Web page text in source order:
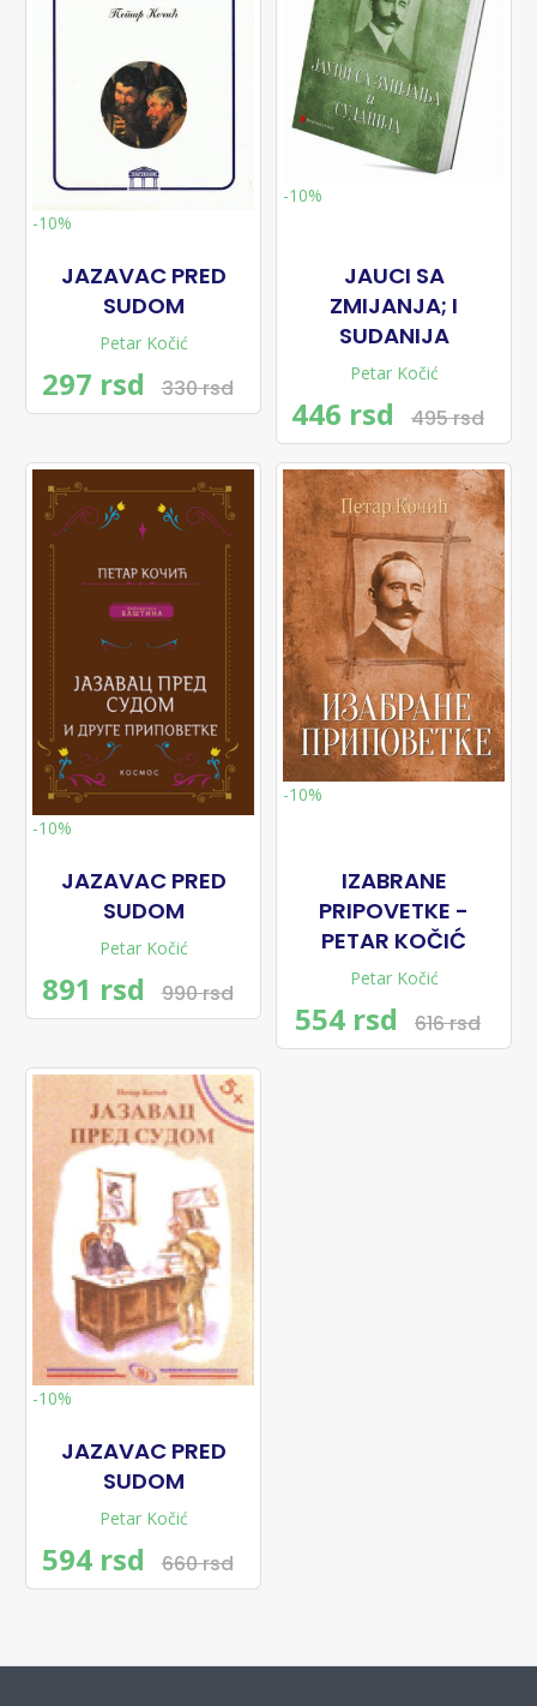
-10%
JAZAVAC PRED
SUDOM
Petar Kočić
297 rsd 330 rsd
-10%
JAUCI SA
ZMIJANJA; I
SUDANIJA
Petar Kočić
446 rsd 495 rsd
-10%
JAZAVAC PRED
SUDOM
Petar Kočić
891 rsd 990 rsd
-10%
IZABRANE
PRIPOVETKE -
PETAR KOČIĆ
Petar Kočić
554 rsd 616 rsd
-10%
JAZAVAC PRED
SUDOM
Petar Kočić
594 rsd 660 rsd